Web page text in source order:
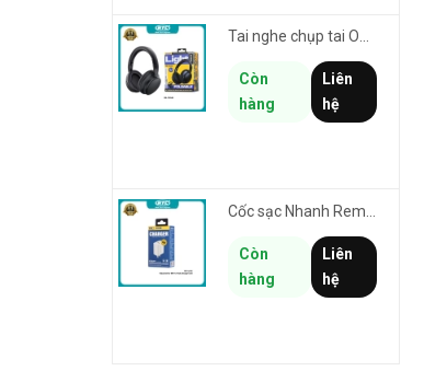
Còn
hàng
Liên
hệ
Còn
hàng
Liên
hệ